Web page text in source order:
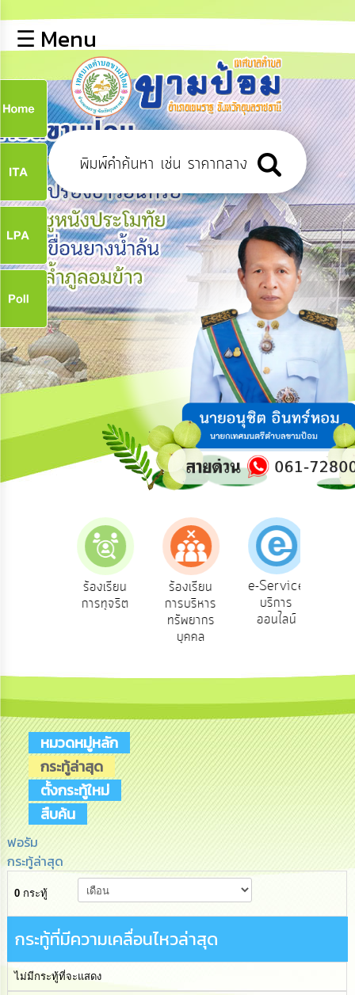
หลัก
ข้อมูล
พื้น
ฐาน
บุคลากร
ข่าว
ประชาสัมพันธ์
การ
ปฏิสัมพันธ์
ข้อมูล
รับ
ฟัง
ความ
คิด
เห็น
แผน
แผน
พัฒนา
ทรัพยากร
ส่ง
เสริม
ความ
โปร่งใส
การ
จัด
ซื้อ
จัด
จ้าง
การ
เงิน
การ
คลัง
นโยบาย
No
☰ Menu
ร้องเรียน
การทุจริต
ร้องเรียน
การบริหาร
ทรัพยากร
บุคคล
e-Service
บริการ
ออนไลน์
หมวดหมู่หลัก
กระทู้ล่าสุด
ตั้งกระทู้ใหม่
สืบค้น
ฟอรัม
กระทู้ล่าสุด
0 กระทู้
กระทู้ที่มีความเคลื่อนไหวล่าสุด
ไม่มีกระทู้ที่จะแสดง